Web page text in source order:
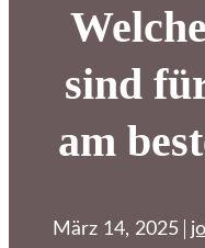
sind
am
März 14, 2025